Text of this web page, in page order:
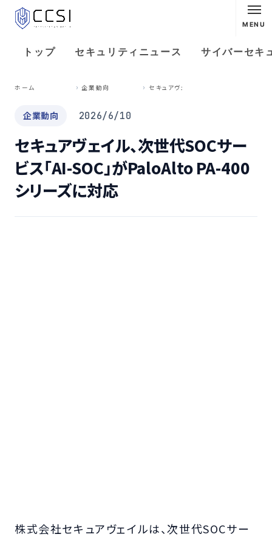
MENU
トップ セキュリティニュース サイバーセキ
ホーム 企業動向
企業動向 2026/6/10
セキュアヴェイル、次世代SOCサー
ビス「AI-SOC」がPaloAlto PA-400
シリーズに対応
株式会社セキュアヴェイルは、次世代SOCサー